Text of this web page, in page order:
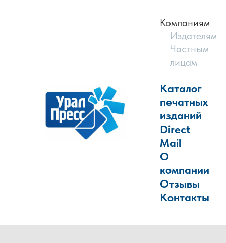
Компаниям
Издателям
Частным
лицам
Каталог
печатных
изданий
Direct
Mail
О
компании
Отзывы
Контакты